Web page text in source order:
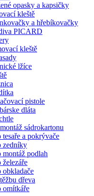
opasky a kapsičky
kleště
a hřebíkovačky
PICARD
kleště
lžíce
pistole
dláta
sádrokartonu
a pokrývače
zedníky
montáž podlah
obkladače
dřeva
omítkáře